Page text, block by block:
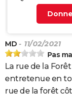
MD - 11/02/2021
Pas
La rue de la
entretenue en
rue de la forêt